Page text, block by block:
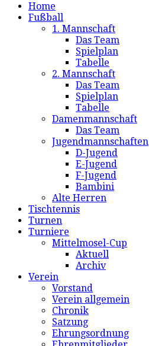
Home
Fußball
1. Mannschaft
Das Team
Spielplan
Tabelle
2. Mannschaft
Das Team
Spielplan
Tabelle
Damenmannschaft
Das Team
Jugendmannschaften
D-Jugend
E-Jugend
F-Jugend
Bambini
Alte Herren
Tischtennis
Turnen
Turniere
Mittelmosel-Cup
Aktuell
Archiv
Verein
Vorstand
Verein allgemein
Chronik
Satzung
Ehrungsordnung